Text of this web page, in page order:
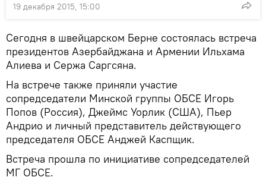
19 декабря 2015, 15:00
Сегодня в швейцарском Берне состоялась встреча
президентов Азербайджана и Армении Ильхама
Алиева и Сержа Саргсяна.
На встрече также приняли участие
сопредседатели Минской группы ОБСЕ Игорь
Попов (Россия), Джеймс Уорлик (США), Пьер
Андрио и личный представитель действующего
председателя ОБСЕ Анджей Каспщик.
Встреча прошла по инициативе сопредседателей
МГ ОБСЕ.